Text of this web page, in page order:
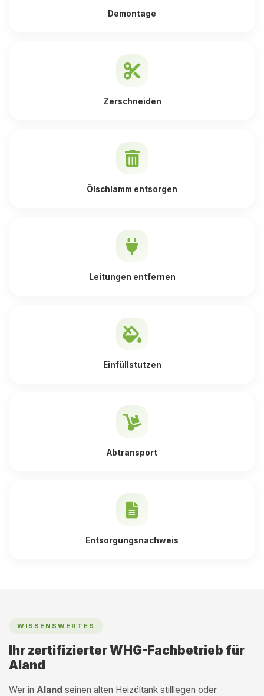
Demontage
Zerschneiden
Ölschlamm entsorgen
Leitungen entfernen
Einfüllstutzen
Abtransport
Entsorgungsnachweis
WISSENSWERTES
Ihr zertifizierter WHG-Fachbetrieb für
Aland
Wer in Aland seinen alten Heizöltank stilllegen oder